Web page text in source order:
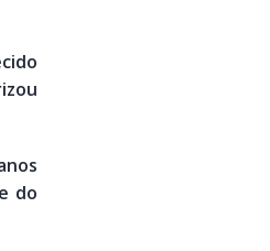
do